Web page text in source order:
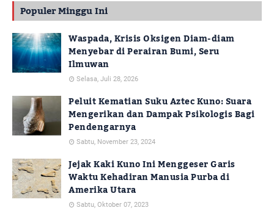
Populer Minggu Ini
Waspada, Krisis Oksigen Diam-diam
Menyebar di Perairan Bumi, Seru
Ilmuwan
Selasa, Juli 28, 2026
Peluit Kematian Suku Aztec Kuno: Suara
Mengerikan dan Dampak Psikologis Bagi
Pendengarnya
Sabtu, November 23, 2024
Jejak Kaki Kuno Ini Menggeser Garis
Waktu Kehadiran Manusia Purba di
Amerika Utara
Sabtu, Oktober 07, 2023